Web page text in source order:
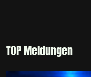
TOP Meldungen